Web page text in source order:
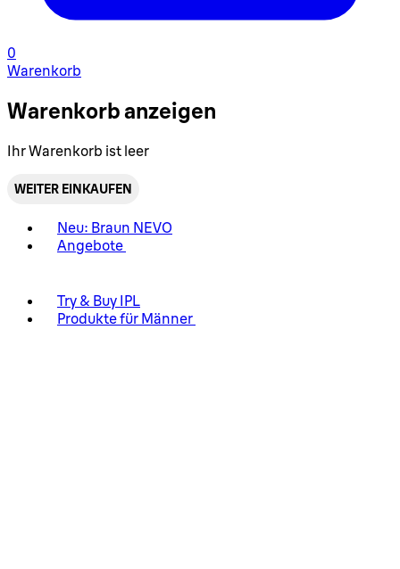
0
Warenkorb
Warenkorb anzeigen
Ihr Warenkorb ist leer
WEITER EINKAUFEN
Neu: Braun NEVO
Angebote
Try & Buy IPL
Produkte für Männer